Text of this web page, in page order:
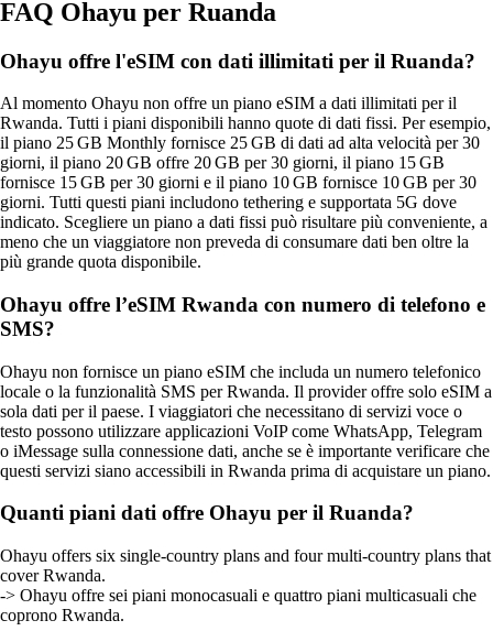
FAQ Ohayu per Ruanda
Ohayu offre l'eSIM con dati illimitati per il Ruanda?
Al momento Ohayu non offre un piano eSIM a dati illimitati per il
Rwanda. Tutti i piani disponibili hanno quote di dati fissi. Per esempio,
il piano 25 GB Monthly fornisce 25 GB di dati ad alta velocità per 30
giorni, il piano 20 GB offre 20 GB per 30 giorni, il piano 15 GB
fornisce 15 GB per 30 giorni e il piano 10 GB fornisce 10 GB per 30
giorni. Tutti questi piani includono tethering e supportata 5G dove
indicato. Scegliere un piano a dati fissi può risultare più conveniente, a
meno che un viaggiatore non preveda di consumare dati ben oltre la
più grande quota disponibile.
Ohayu offre l’eSIM Rwanda con numero di telefono e
SMS?
Ohayu non fornisce un piano eSIM che includa un numero telefonico
locale o la funzionalità SMS per Rwanda. Il provider offre solo eSIM a
sola dati per il paese. I viaggiatori che necessitano di servizi voce o
testo possono utilizzare applicazioni VoIP come WhatsApp, Telegram
o iMessage sulla connessione dati, anche se è importante verificare che
questi servizi siano accessibili in Rwanda prima di acquistare un piano.
Quanti piani dati offre Ohayu per il Ruanda?
Ohayu offers six single‑country plans and four multi‑country plans that
cover Rwanda.
-> Ohayu offre sei piani monocasuali e quattro piani multicasuali che
coprono Rwanda.